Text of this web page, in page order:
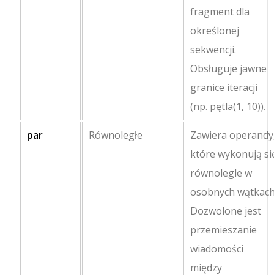
fragment dla
określonej
sekwencji.
Obsługuje jawne
granice iteracji
(np. pętla(1, 10)).
par Równoległe
Zawiera
które wykonują
równolegle w
osobnych
Dozwolone jest
przemieszanie
wiadomości
między